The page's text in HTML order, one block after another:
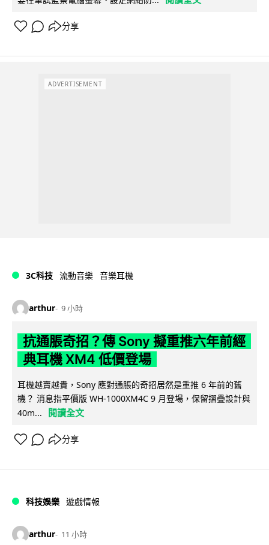
分享
ADVERTISEMENT
3C科技 流動音樂 音樂耳機
arthur 9 小時
抗通脹奇招？傳 Sony 擬重推六年前經
典耳機 XM4 低價登場
耳機越賣越貴，Sony 應對通脹的奇招居然是重推 6 年前的舊
機？ 消息指平價版 WH-1000XM4C 9 月登場，保留摺疊設計與
40m...
閱讀全文
分享
科技娛樂 遊戲情報
arthur 11 小時